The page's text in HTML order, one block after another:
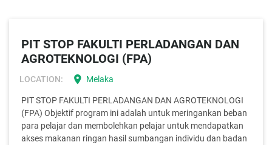
PIT STOP FAKULTI PERLADANGAN DAN
AGROTEKNOLOGI (FPA)
LOCATION: location_on Melaka
PIT STOP FAKULTI PERLADANGAN DAN AGROTEKNOLOGI
(FPA) Objektif program ini adalah untuk meringankan beban
para pelajar dan membolehkan pelajar untuk mendapatkan
akses makanan ringan hasil sumbangan individu dan badan